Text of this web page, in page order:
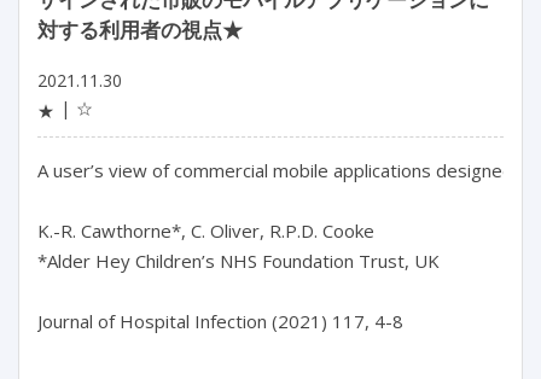
対する利用者の視点★
2021.11.30
★
☆
A user’s view of commercial mobile applications designed
K.-R. Cawthorne*, C. Oliver, R.P.D. Cooke
*Alder Hey Children’s NHS Foundation Trust, UK
Journal of Hospital Infection (2021) 117, 4-8